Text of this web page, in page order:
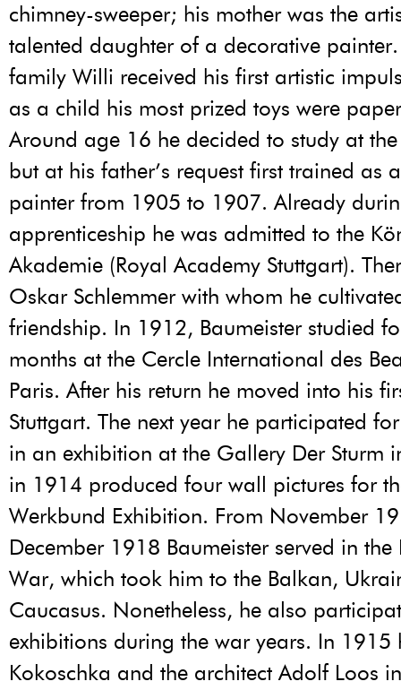
chimney-sweeper; his mother was the
talented daughter of a decorative
family Willi received his first artistic
as a child his most prized toys were
Around age 16 he decided to study at
but at his father’s request first trained as
painter from 1905 to 1907. Already
apprenticeship he was admitted to the
Akademie (Royal Academy Stuttgart).
Oskar Schlemmer with whom he
friendship. In 1912, Baumeister studied
months at the Cercle International des
Paris. After his return he moved into his
Stuttgart. The next year he participated
in an exhibition at the Gallery Der Sturm
in 1914 produced four wall pictures for
Werkbund Exhibition. From November
December 1918 Baumeister served in the
War, which took him to the Balkan,
Caucasus. Nonetheless, he also
exhibitions during the war years. In 1915
Kokoschka and the architect Adolf Loos